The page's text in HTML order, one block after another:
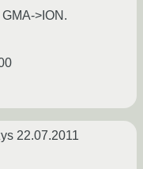
>ION.
22.07.2011